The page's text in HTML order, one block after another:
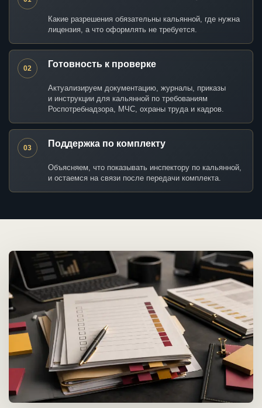
Какие разрешения обязательны кальянной, где нужна
лицензия, а что оформлять не требуется.
02 Готовность к проверке
Актуализируем документацию, журналы, приказы
и инструкции для кальянной по требованиям
Роспотребнадзора, МЧС, охраны труда и кадров.
03 Поддержка по комплекту
Объясняем, что показывать инспектору по кальянной,
и остаемся на связи после передачи комплекта.